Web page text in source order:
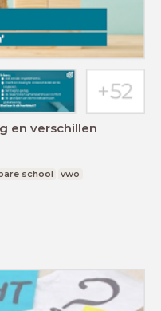
en verschillen
school
vwo